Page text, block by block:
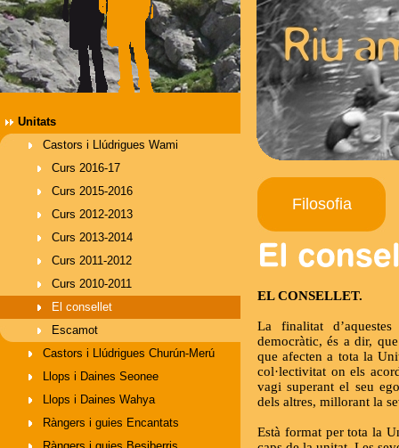
Unitats
Castors i Llúdrigues Wami
Curs 2016-17
Curs 2015-2016
Curs 2012-2013
Curs 2013-2014
Curs 2011-2012
Curs 2010-2011
El consellet
Escamot
Castors i Llúdrigues Churún-Merú
Llops i Daines Seonee
Llops i Daines Wahya
Ràngers i guies Encantats
Filosofia
EL CONSELLET.
La finalitat
democràtic, és a dir,
que afecten a tota la
col·lectivitat on els
vagi superant el seu
dels altres, millorant la
Està format per tota la